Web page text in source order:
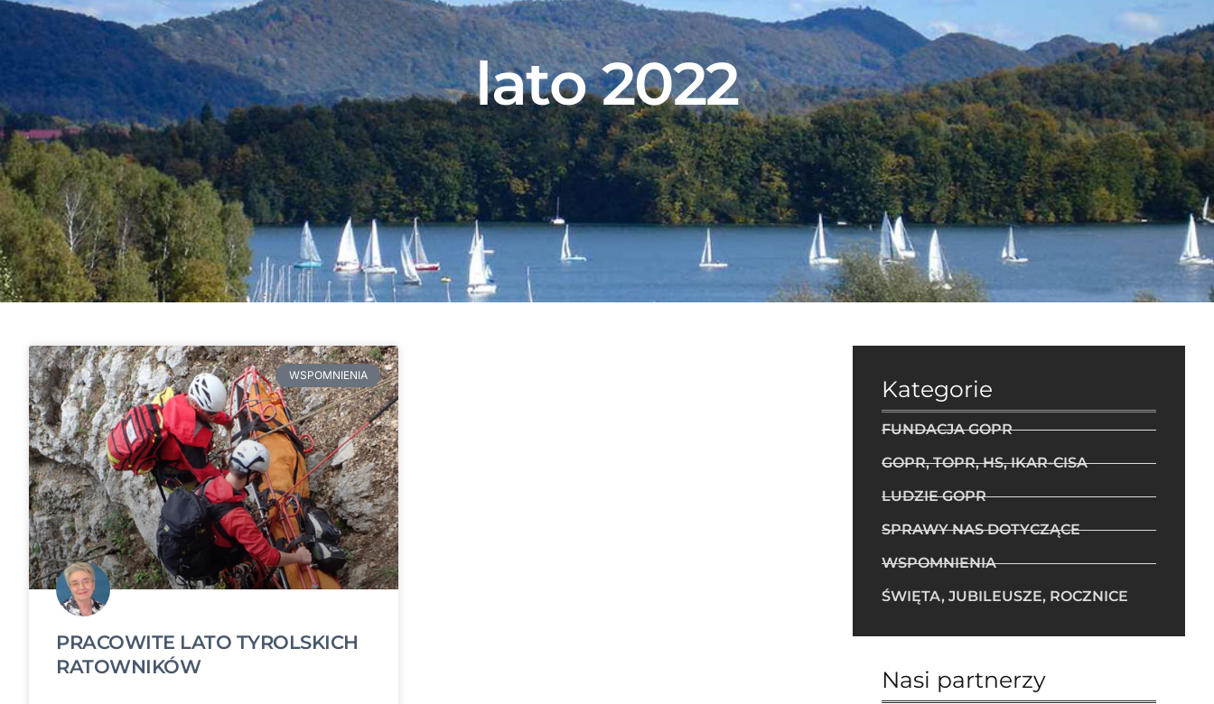
lato 2022
WSPOMNIENIA
PRACOWITE LATO TYROLSKICH
RATOWNIKÓW
Kategorie
FUNDACJA GOPR
GOPR, TOPR, HS, IKAR-CISA
LUDZIE GOPR
SPRAWY NAS DOTYCZĄCE
WSPOMNIENIA
ŚWIĘTA, JUBILEUSZE, ROCZNICE
Nasi partnerzy